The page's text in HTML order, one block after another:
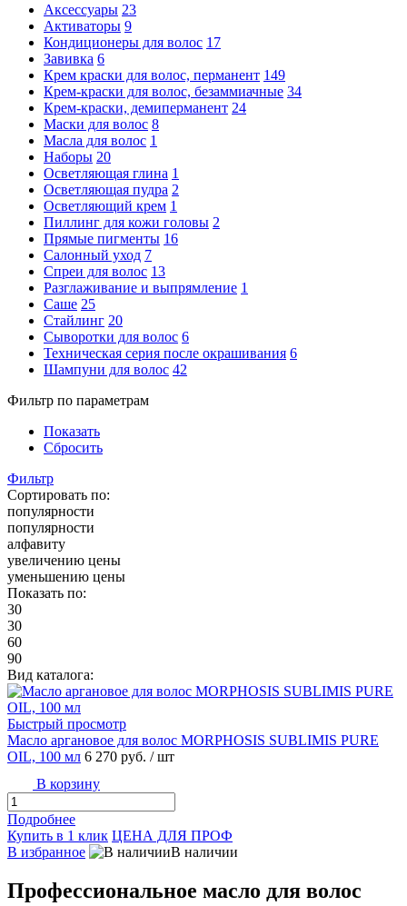
Аксессуары 23
Активаторы 9
Кондиционеры для волос 17
Завивка 6
Крем краски для волос, перманент 149
Крем-краски для волос, безаммиачные 34
Крем-краски, демиперманент 24
Маски для волос 8
Масла для волос 1
Наборы 20
Осветляющая глина 1
Осветляющая пудра 2
Осветляющий крем 1
Пиллинг для кожи головы 2
Прямые пигменты 16
Салонный уход 7
Спреи для волос 13
Разглаживание и выпрямление 1
Саше 25
Стайлинг 20
Сыворотки для волос 6
Техническая серия после окрашивания 6
Шампуни для волос 42
Фильтр по параметрам
Показать
Сбросить
Фильтр
Сортировать по:
популярности
популярности
алфавиту
увеличению цены
уменьшению цены
Показать по:
30
30
60
90
Вид каталога:
Быстрый просмотр
Масло аргановое для волос MORPHOSIS SUBLIMIS PURE
OIL, 100 мл 6 270 руб. / шт
В корзину
Подробнее
Купить в 1 клик ЦЕНА ДЛЯ ПРОФ
В избранное
В наличии
Профессиональное масло для волос